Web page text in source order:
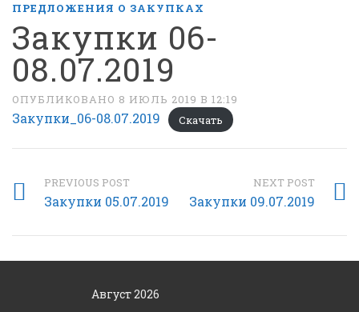
ПРЕДЛОЖЕНИЯ О ЗАКУПКАХ
Закупки 06-
08.07.2019
ОПУБЛИКОВАНО 8 ИЮЛЬ 2019 В 12:19
Закупки_06-08.07.2019 Скачать
PREVIOUS POST
Закупки 05.07.2019
NEXT POST
Закупки 09.07.2019
Август 2026